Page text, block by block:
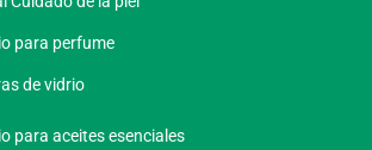
para perfume
de vidrio
para aceites esenciales